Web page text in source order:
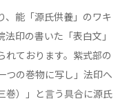
、能「源氏供養」のワキ
印の書いた「表白文」
れております。紫式部の
つの巻物に写し」法印へ
巻）」と言う具合に源氏